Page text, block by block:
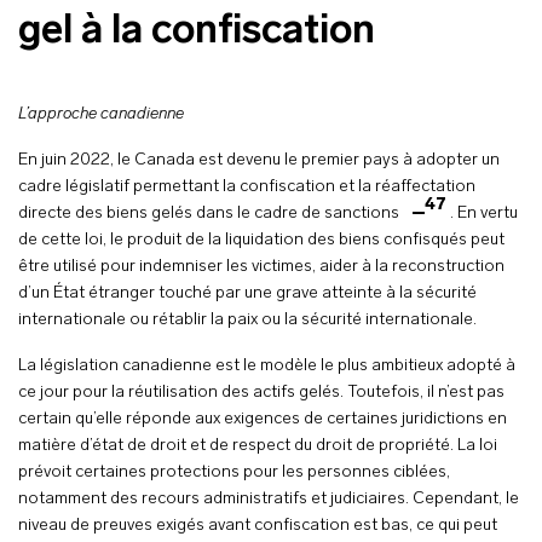
gel à la confiscation
L’approche canadienne
En juin 2022, le Canada est devenu le premier pays à adopter un
cadre législatif permettant la confiscation et la réaffectation
directe des biens gelés dans le cadre de sanctions
47 . En vertu
de cette loi, le produit de la liquidation des biens confisqués peut
être utilisé pour indemniser les victimes, aider à la reconstruction
d’un État étranger touché par une grave atteinte à la sécurité
internationale ou rétablir la paix ou la sécurité internationale.
La législation canadienne est le modèle le plus ambitieux adopté à
ce jour pour la réutilisation des actifs gelés. Toutefois, il n’est pas
certain qu’elle réponde aux exigences de certaines juridictions en
matière d’état de droit et de respect du droit de propriété. La loi
prévoit certaines protections pour les personnes ciblées,
notamment des recours administratifs et judiciaires. Cependant, le
niveau de preuves exigés avant confiscation est bas, ce qui peut